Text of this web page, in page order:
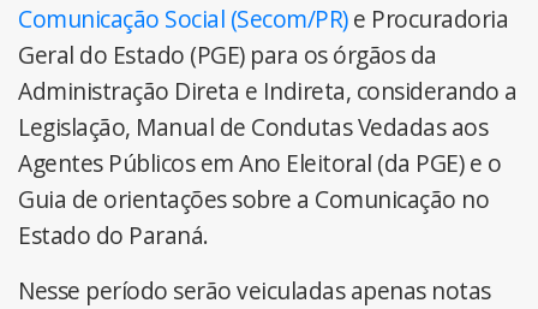
Comunicação Social (Secom/PR)e Procuradoria
Geral do Estado (PGE) para os órgãos da
Administração Direta e Indireta, considerando a
Legislação, Manual de Condutas Vedadas aos
Agentes Públicos em Ano Eleitoral (da PGE) e o
Guia de orientações sobre a Comunicação no
Estado do Paraná.
Nesse período serão veiculadas apenas notas